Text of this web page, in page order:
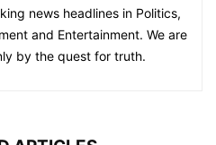
news headlines in Politics,
and Entertainment. We are
by the quest for truth.